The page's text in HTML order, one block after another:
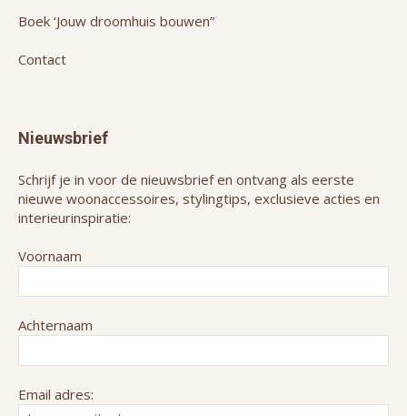
Boek ‘Jouw droomhuis bouwen”
Contact
Nieuwsbrief
Schrijf je in voor de nieuwsbrief en ontvang als eerste
nieuwe woonaccessoires, stylingtips, exclusieve acties en
interieurinspiratie:
Voornaam
Achternaam
Email adres: